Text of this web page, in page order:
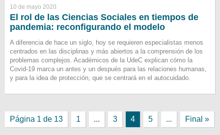
10 de mayo 2020
El rol de las Ciencias Sociales en tiempos de
pandemia: reconfigurando el modelo
A diferencia de hace un siglo, hoy se requieren especialistas menos
centrados en las disciplinas y más abiertos a la comprensión de los
problemas complejos. Académicos de la UdeC explican cómo la
Covid-19 marca un antes y un después para las relaciones humanas,
y para la idea de protección, que se centrará en el autocuidado.
Página 1 de 13 1 ... 3 4 5 ... Final »